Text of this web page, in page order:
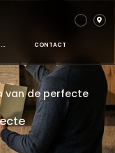
van de